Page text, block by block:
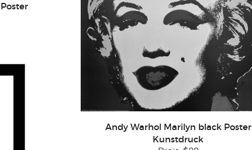
Andy Warhol Marilyn black Poster
Kunstdruck